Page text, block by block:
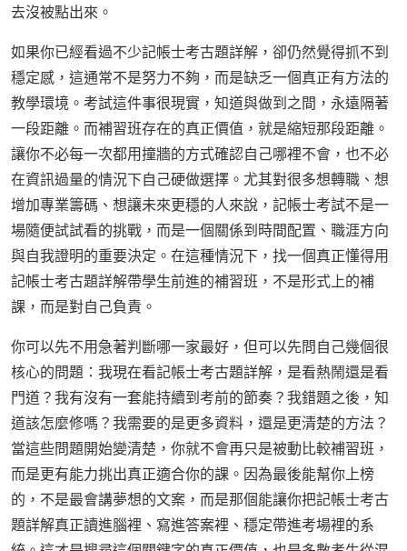
去沒被點出來。
如果你已經看過不少記帳士考古題詳解，卻仍然覺得抓不到
穩定感，這通常不是努力不夠，而是缺乏一個真正有方法的
教學環境。考試這件事很現實，知道與做到之間，永遠隔著
一段距離。而補習班存在的真正價值，就是縮短那段距離。
讓你不必每一次都用撞牆的方式確認自己哪裡不會，也不必
在資訊過量的情況下自己硬做選擇。尤其對很多想轉職、想
增加專業籌碼、想讓未來更穩的人來說，記帳士考試不是一
場隨便試試看的挑戰，而是一個關係到時間配置、職涯方向
與自我證明的重要決定。在這種情況下，找一個真正懂得用
記帳士考古題詳解帶學生前進的補習班，不是形式上的補
課，而是對自己負責。
你可以先不用急著判斷哪一家最好，但可以先問自己幾個很
核心的問題：我現在看記帳士考古題詳解，是看熱鬧還是看
門道？我有沒有一套能持續到考前的節奏？我錯題之後，知
道該怎麼修嗎？我需要的是更多資料，還是更清楚的方法？
當這些問題開始變清楚，你就不會再只是被動比較補習班，
而是更有能力挑出真正適合你的課。因為最後能幫你上榜
的，不是最會講夢想的文案，而是那個能讓你把記帳士考古
題詳解真正讀進腦裡、寫進答案裡、穩定帶進考場裡的系